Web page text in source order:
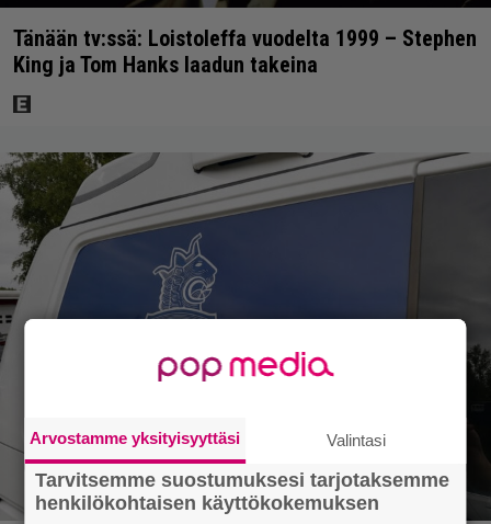
Tänään tv:ssä: Loistoleffa vuodelta 1999 – Stephen
King ja Tom Hanks laadun takeina
Arvostamme yksityisyyttäsi Valintasi
Tarvitsemme suostumuksesi tarjotaksemme
henkilökohtaisen käyttökokemuksen